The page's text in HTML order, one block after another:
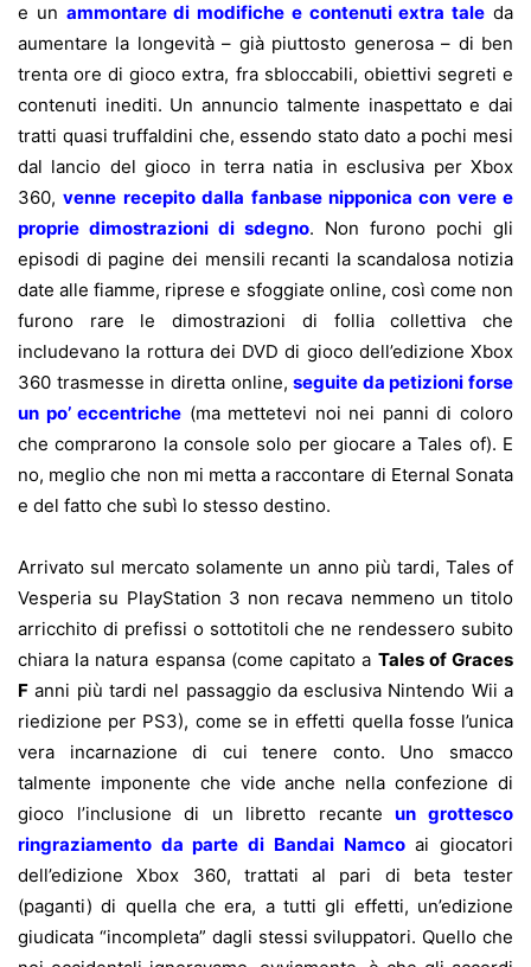
e un ammontare di modifiche e contenuti extra tale da
aumentare la longevità – già piuttosto generosa – di ben
trenta ore di gioco extra, fra sbloccabili, obiettivi segreti e
contenuti inediti. Un annuncio talmente inaspettato e dai
tratti quasi truffaldini che, essendo stato dato a pochi mesi
dal lancio del gioco in terra natia in esclusiva per Xbox
360,venne recepito dalla fanbase nipponica con vere e
proprie dimostrazioni di sdegno. Non furono pochi gli
episodi di pagine dei mensili recanti la scandalosa notizia
date alle fiamme, riprese e sfoggiate online, così come non
furono rare le dimostrazioni di follia collettiva che
includevano la rottura dei DVD di gioco dell’edizione Xbox
360 trasmesse in diretta online,seguite da petizioni forse
un po’ eccentriche (ma mettetevi noi nei panni di coloro
che comprarono la console solo per giocare a Tales of). E
no, meglio che non mi metta a raccontare di Eternal Sonata
e del fatto che subì lo stesso destino.
Arrivato sul mercato solamente un anno più tardi, Tales of
Vesperia su PlayStation 3 non recava nemmeno un titolo
arricchito di prefissi o sottotitoli che ne rendessero subito
chiara la natura espansa (come capitato a Tales of Graces
F anni più tardi nel passaggio da esclusiva Nintendo Wii a
riedizione per PS3), come se in effetti quella fosse l’unica
vera incarnazione di cui tenere conto. Uno smacco
talmente imponente che vide anche nella confezione di
gioco l’inclusione di un libretto recanteun grottesco
ringraziamento da parte di Bandai Namcoai giocatori
dell’edizione Xbox 360, trattati al pari di beta tester
(paganti) di quella che era, a tutti gli effetti, un’edizione
giudicata “incompleta” dagli stessi sviluppatori. Quello che